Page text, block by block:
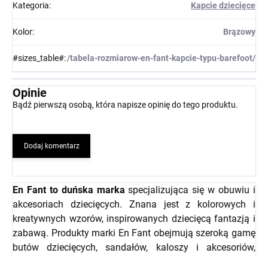
Kategoria: Kapcie dziecięce
Kolor: Brązowy
#sizes_table#:/tabela-rozmiarow-en-fant-kapcie-typu-barefoot/
Opinie
Bądź pierwszą osobą, która napisze opinię do tego produktu.
Dodaj komentarz
En Fant to duńska marka specjalizująca się w obuwiu i
akcesoriach dziecięcych. Znana jest z kolorowych i
kreatywnych wzorów, inspirowanych dziecięcą fantazją i
zabawą. Produkty marki En Fant obejmują szeroką gamę
butów dziecięcych, sandałów, kaloszy i akcesoriów,